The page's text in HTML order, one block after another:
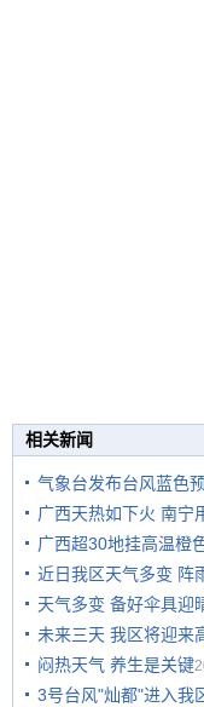
相关新闻
气象台发布台风蓝色
广西天热如下火 南宁
广西超30地挂高温橙
近日我区天气多变 阵
天气多变 备好伞具迎
未来三天 我区将迎来
闷热天气 养生是关键
3号台风"灿都"进入我